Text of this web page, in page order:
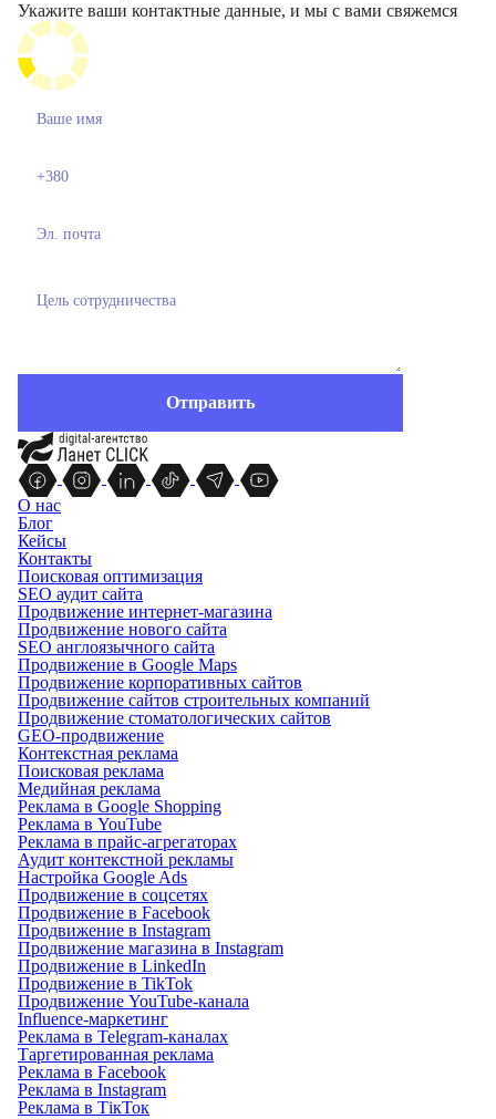
Укажите ваши контактные данные, и мы с вами свяжемся
О нас
Блог
Кейсы
Контакты
Поисковая оптимизация
SEO аудит сайта
Продвижение интернет-магазина
Продвижение нового сайта
SEO англоязычного сайта
Продвижение в Google Maps
Продвижение корпоративных сайтов
Продвижение сайтов строительных компаний
Продвижение стоматологических сайтов
GEO-продвижение
Контекстная реклама
Поисковая реклама
Медийная реклама
Реклама в Google Shopping
Реклама в YouTube
Реклама в прайс-агрегаторах
Аудит контекстной рекламы
Настройка Google Ads
Продвижение в соцсетях
Продвижение в Facebook
Продвижение в Instagram
Продвижение магазина в Instagram
Продвижение в LinkedIn
Продвижение в TikTok
Продвижение YouTube-канала
Influence-маркетинг
Реклама в Telegram-каналах
Таргетированная реклама
Реклама в Facebook
Реклама в Instagram
Реклама в ТікТок